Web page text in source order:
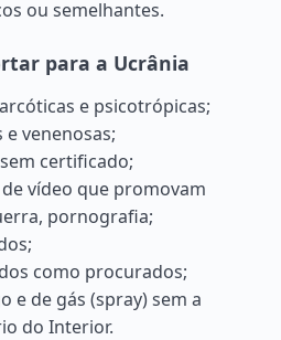
ou semelhantes.
para a Ucrânia
e psicotrópicas;
venenosas;
certificado;
vídeo que promovam
pornografia;
como procurados;
e de gás (spray) sem a
do Interior.